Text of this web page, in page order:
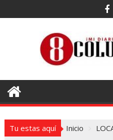
al
Tu estas aquí Inicio